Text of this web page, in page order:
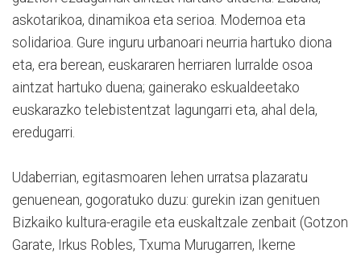
askotarikoa, dinamikoa eta serioa. Modernoa eta
solidarioa. Gure inguru urbanoari neurria hartuko diona
eta, era berean, euskararen herriaren lurralde osoa
aintzat hartuko duena; gainerako eskualdeetako
euskarazko telebistentzat lagungarri eta, ahal dela,
eredugarri.
Udaberrian, egitasmoaren lehen urratsa plazaratu
genuenean, gogoratuko duzu: gurekin izan genituen
Bizkaiko kultura-eragile eta euskaltzale zenbait (Gotzon
Garate, Irkus Robles, Txuma Murugarren, Ikerne